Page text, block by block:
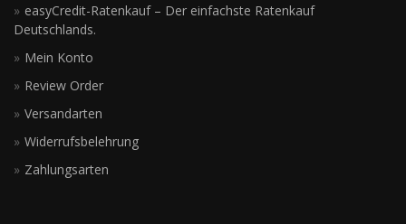
easyCredit-Ratenkauf – Der einfachste Ratenkauf
Deutschlands.
Mein Konto
Review Order
Versandarten
Widerrufsbelehrung
Zahlungsarten